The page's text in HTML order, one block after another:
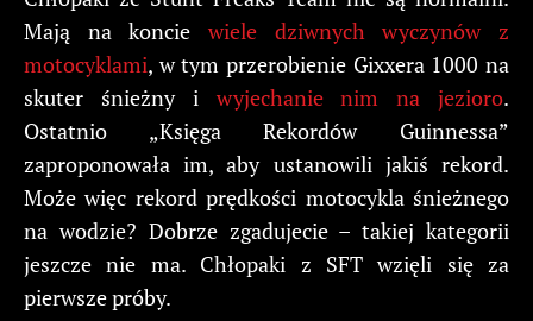
Mają na koncie wiele dziwnych wyczynów z
motocyklami, w tym przerobienie Gixxera 1000 na
skuter śnieżny i wyjechanie nim na jezioro.
Ostatnio „Księga Rekordów Guinnessa”
zaproponowała im, aby ustanowili jakiś rekord.
Może więc rekord prędkości motocykla śnieżnego
na wodzie? Dobrze zgadujecie – takiej kategorii
jeszcze nie ma. Chłopaki z SFT wzięli się za
pierwsze próby.